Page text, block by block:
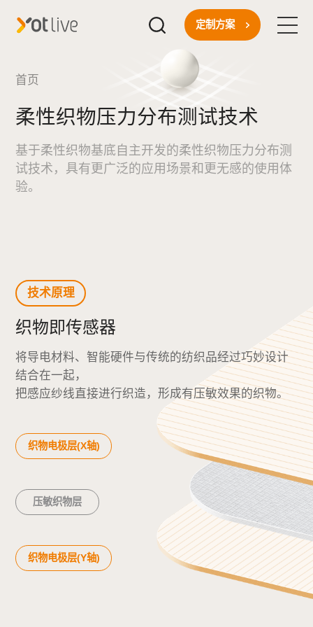
首页
核心技术
一站式方案
新闻资讯
定制方案
首页
柔性织物压力分布测试技术
基于柔性织物基底自主开发的柔性织物压力分布测
试技术， 具有更广泛的应用场景和更无感的使用体
验。
技术原理
织物即传感器
将导电材料、智能硬件与传统的纺织品经过巧妙设计
结合在一起，
把感应纱线直接进行织造，形成有压敏效果的织物。
织物电极层(X轴)
压敏织物层
织物电极层(Y轴)